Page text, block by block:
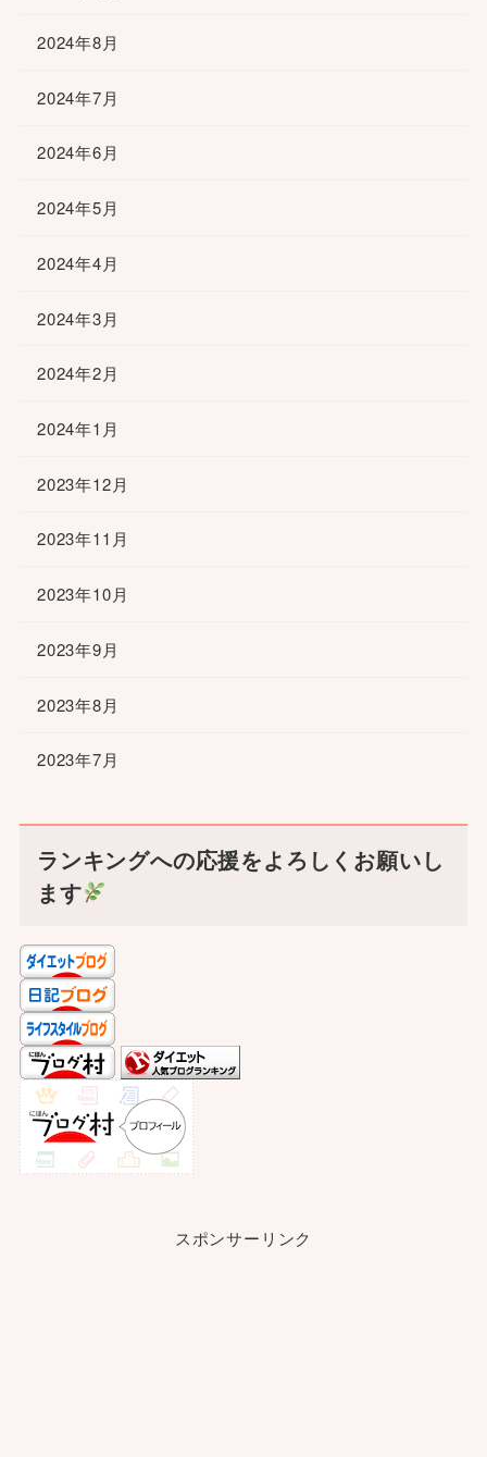
2024年8月
2024年7月
2024年6月
2024年5月
2024年4月
2024年3月
2024年2月
2024年1月
2023年12月
2023年11月
2023年10月
2023年9月
2023年8月
2023年7月
ランキングへの応援をよろしくお願いし
ます
スポンサーリンク